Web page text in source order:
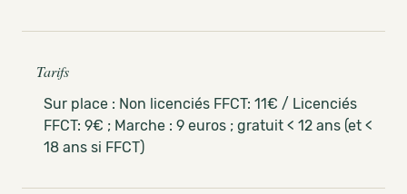
Tarifs
Sur place : Non licenciés FFCT: 11€ / Licenciés
FFCT: 9€ ; Marche : 9 euros ; gratuit < 12 ans (et <
18 ans si FFCT)